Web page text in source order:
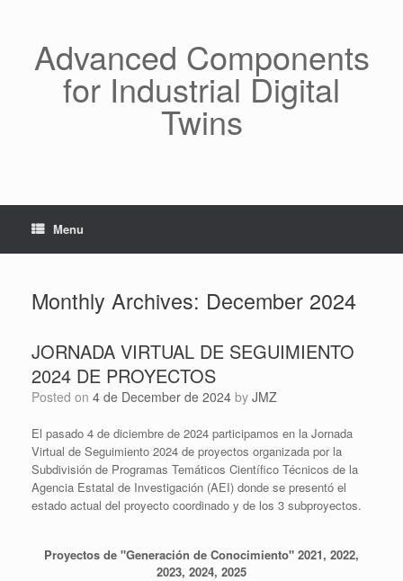
Advanced Components
for Industrial Digital
Twins
Menu
Monthly Archives: December 2024
JORNADA VIRTUAL DE SEGUIMIENTO
2024 DE PROYECTOS
Posted on 4 de December de 2024 by JMZ
El pasado 4 de diciembre de 2024 participamos en la Jornada
Virtual de Seguimiento 2024 de proyectos organizada por la
Subdivisión de Programas Temáticos Científico Técnicos de la
Agencia Estatal de Investigación (AEI) donde se presentó el
estado actual del proyecto coordinado y de los 3 subproyectos.
Proyectos de "Generación de Conocimiento" 2021, 2022,
2023, 2024, 2025